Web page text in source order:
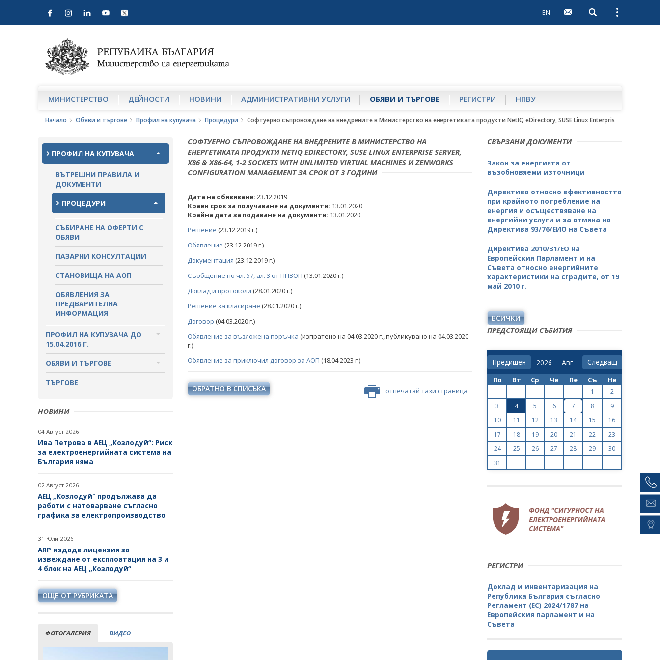
EN Open search
Open
МИНИСТЕРСТВО ДЕЙНОСТИ НОВИНИ АДМИНИСТРАТИВНИ УСЛУГИ ОБЯВИ И ТЪРГОВЕ РЕГИСТРИ НПВУ
Начало Обяви и търгове Профил на купувача Процедури Софтуерно съпровождане на внедрените в Министерство на енергетиката продукти NetIQ eDirectory, SUSE Linux Enterprise Server,
ПРОФИЛ НА КУПУВАЧА
ВЪТРЕШНИ ПРАВИЛА И
ДОКУМЕНТИ
ПРОЦЕДУРИ
СЪБИРАНЕ НА ОФЕРТИ С
ОБЯВИ
ПАЗАРНИ КОНСУЛТАЦИИ
СТАНОВИЩА НА АОП
ОБЯВЛЕНИЯ ЗА
ПРЕДВАРИТЕЛНА
ИНФОРМАЦИЯ
ПРОФИЛ НА КУПУВАЧА ДО
15.04.2016 Г.
ВЪТРЕШНИ ПРАВИЛА И
ДОКУМЕНТИ
ПУБЛИЧНИ ПОКАНИ
ПОКАНИ
ОБЯВЛЕНИЯ ЗА ПРЕДВАРИТЕЛНА
ИНФОРМАЦИЯ
СТАНОВИЩА НА АОП ПО
ЗАПИТВАНИЯ
ОБЯВИ И ТЪРГОВЕ
ОБЩЕСТВЕНИ ПОРЪЧКИ ДО 2014
РАЗПРОДАЖБА НА АКТИВИ
БЮЛЕТИН ПРОДАЖБИ НА
СИНДИЦИТЕ
ОБЯВИ
ИЗБОР НА ОДИТОРИ
ПОКАНИ НА ТЪРГОВСКИ
ДРУГИ
ТЪРГОВЕ
НОВИНИ
04 Август 2026
Ива Петрова в АЕЦ „Козлодуй“: Риск
за електроенергийната система на
България няма
02 Август 2026
АЕЦ „Козлодуй“ продължава да
работи с натоварване съгласно
графика за електропроизводство
31 Юли 2026
АЯР издаде лицензия за
извеждане от експлоатация на 3 и
4 блок на АЕЦ „Козлодуй“
ОЩЕ ОТ РУБРИКАТА
ФОТОГАЛЕРИЯ ВИДЕО
СОФТУЕРНО СЪПРОВОЖДАНЕ НА ВНЕДРЕНИТЕ В МИНИСТЕРСТВО НА
ЕНЕРГЕТИКАТА ПРОДУКТИ NETIQ EDIRECTORY, SUSE LINUX ENTERPRISE SERVER,
X86 & X86-64, 1-2 SOCKETS WITH UNLIMITED VIRTUAL MACHINES И ZENWORKS
CONFIGURATION MANAGEMENT ЗА СРОК ОТ 3 ГОДИНИ
Дата на обявяване: 23.12.2019
Краен срок за получаване на документи: 13.01.2020
Крайна дата за подаване на документи: 13.01.2020
Решение (23.12.2019 г.)
Обявление (23.12.2019 г.)
Документация (23.12.2019 г.)
Съобщение по чл. 57, ал. 3 от ППЗОП (13.01.2020 г.)
Доклад и протоколи (28.01.2020 г.)
Решение за класиране (28.01.2020 г.)
Договор (04.03.2020 г.)
Обявление за възложена поръчка (изпратено на 04.03.2020 г., публикувано на 04.03.2020
г.)
Обявление за приключил договор за АОП (18.04.2023 г.)
ОБРАТНО В СПИСЪКА отпечатай тази страница
СВЪРЗАНИ ДОКУМЕНТИ
Закон за енергията от
възобновяеми източници
Директива относно ефективността
при крайното потребление на
енергия и осъществяване на
енергийни услуги и за отмяна на
Директива 93/76/ЕИО на Съвета
Директива 2010/31/ЕО на
Европейския Парламент и на
Съвета относно енергийните
характеристики на сградите, от 19
май 2010 г.
ВСИЧКИ
ПРЕДСТОЯЩИ СЪБИТИЯ
Предишен Следващ
По Вт Ср Че Пе Съ Не
1
2
3
4 5 6 7 8
9
10
11 12 13 14 15
16
17
18 19 20 21 22
23
24
25 26 27 28 29
30
31
РЕГИСТРИ
Доклад и инвентаризация на
Република България съгласно
Регламент (ЕС) 2024/1787 на
Европейския парламент и на
Съвета